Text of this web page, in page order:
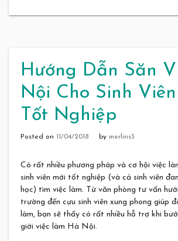
Hướng Dẫn Săn
Nội Cho Sinh
Tốt Nghiệp
Posted on 11/04/2018 by merlins3
Có rất nhiều phương pháp và cơ hội việc
sinh viên mới tốt nghiệp (và cả sinh viên
học) tìm việc làm. Từ văn phòng tư vấn
trường đến cựu sinh viên xung phong giúp
làm, bạn sẽ thấy có rất nhiều hỗ trợ khi
giới việc làm Hà Nội.